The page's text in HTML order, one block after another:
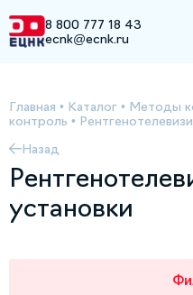
8 800 777 18 43
ecnk@ecnk.ru
Главная • Каталог • Методы
контроль •
Назад
установки